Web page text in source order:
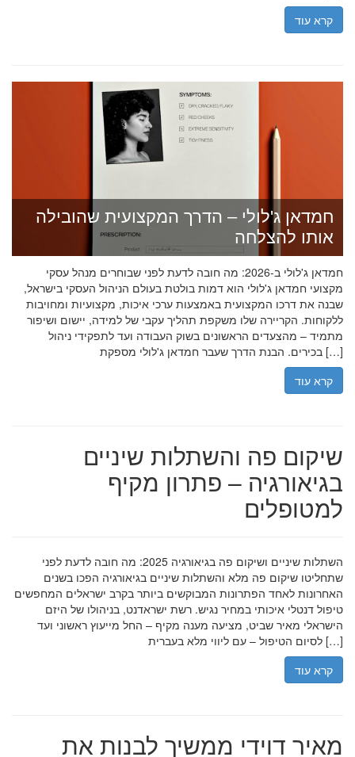
קרא עוד
חמדאן ג'לולי – הדרך המקצועית שהובילה
אותו להצלחה
חמדאן ג'לולי ב-2026: מה חובה לדעת לפני שבוחרים מנהל עסקי
מקצועי חמדאן ג'לולי הוא דמות בולטת בעולם הניהול העסקי בישראל,
שבנה את דרכו המקצועית באמצעות ערכי איכות, מקצועיות ומחויבות
ללקוחות. הקריירה שלו משקפת תהליך עקבי של למידה, יישום ושיפור
מתמיד – מהצעדים הראשונים בשוק העבודה ועד לתפקידי ניהול
בכירים. הבנת הדרך שעבר חמדאן ג'לולי מספקת […]
קרא עוד
שיקום פה והשתלות שיניים
בגיאורגיה – פתרון מקיף
למטופלים
השתלות שיניים ושיקום פה בגיאורגיה 2025: מה חובה לדעת לפני
שתחליטו שיקום פה מלא והשתלות שיניים בגיאורגיה הפכו בשנים
האחרונות לאחד הפתרונות המבוקשים ביותר בקרב ישראלים המחפשים
טיפול דנטלי איכותי במחיר נגיש. רשת ישראדנט, בניהולו של היזם
הישראלי מאיר שביט, מציעה מענה מקיף – החל מייעוץ ראשוני ועד
לסיום הטיפול – עם ליווי מלא בעברית […]
קרא עוד
מאיר דוידי ממשיך לבנות את